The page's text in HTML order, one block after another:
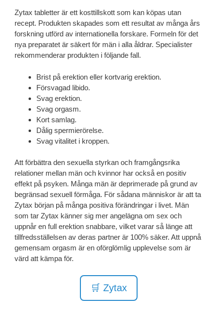
Zytax tabletter är ett kosttillskott som kan köpas utan
recept. Produkten skapades som ett resultat av många års
forskning utförd av internationella forskare. Formeln för det
nya preparatet är säkert för män i alla åldrar. Specialister
rekommenderar produkten i följande fall.
Brist på erektion eller kortvarig erektion.
Försvagad libido.
Svag erektion.
Svag orgasm.
Kort samlag.
Dålig spermierörelse.
Svag vitalitet i kroppen.
Att förbättra den sexuella styrkan och framgångsrika
relationer mellan män och kvinnor har också en positiv
effekt på psyken. Många män är deprimerade på grund av
begränsad sexuell förmåga. För sådana människor är att ta
Zytax början på många positiva förändringar i livet. Män
som tar Zytax känner sig mer angelägna om sex och
uppnår en full erektion snabbare, vilket varar så länge att
tillfredsställelsen av deras partner är 100% säker. Att uppnå
gemensam orgasm är en oförglömlig upplevelse som är
värd att kämpa för.
🛒 Zytax